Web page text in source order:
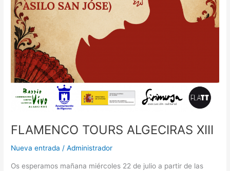
FLAMENCO TOURS ALGECIRAS XIII
Nueva entrada /Administrador
Os esperamos mañana miércoles 22 de julio a partir de las